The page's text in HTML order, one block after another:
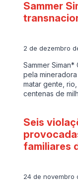
Sammer
2 de dezembro
Sammer
pela
matar gente,
centenas de
Seis
familiares
24 de novembro